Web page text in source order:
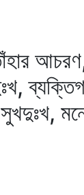
সুখদুঃখ,